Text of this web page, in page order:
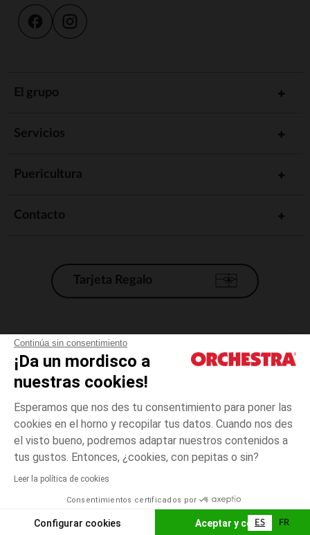
Continúa sin consentimiento
¡Da un mordisco a
nuestras cookies!
Esperamos que nos des tu consentimiento para poner las
cookies en el horno y recopilar tus datos. Cuando nos des
el visto bueno, podremos adaptar nuestros contenidos a
tus gustos. Entonces, ¿cookies, con pepitas o sin?
Leer la política de cookies
Consentimientos certificados por
Configurar cookies Aceptar y cerrar
Verde
talla
unica
El pago medidante
AÑADIR A LA CESTA
El grupo
Servicios
Puericultura
Contacto
Tarjeta Regalo
Condiciones generales de venta
Aviso Legal
*Condiciones de las ofertas actuales
Gestión de las cookies
Accesibilidad: no conforme
Orchestra adhiere al código de ética de la Federación Francesa de comercio
electrónico y venta a distancia (FEVAD) y al sistema de mediación de
ES FR